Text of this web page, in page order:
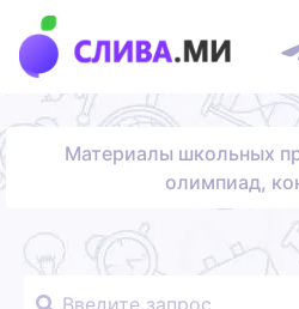
Материалы школьных
олимпиад,